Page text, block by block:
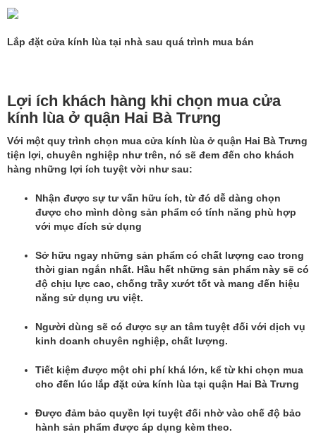
Lắp đặt cửa kính lùa tại nhà sau quá trình mua bán
Lợi ích khách hàng khi chọn mua cửa
kính lùa ở quận Hai Bà Trưng
Với một quy trình chọn mua cửa kính lùa ở quận Hai Bà Trưng
tiện lợi, chuyên nghiệp như trên, nó sẽ đem đến cho khách
hàng những lợi ích tuyệt vời như sau:
Nhận được sự tư vấn hữu ích, từ đó dễ dàng chọn
được cho mình dòng sản phẩm có tính năng phù hợp
với mục đích sử dụng
Sở hữu ngay những sản phẩm có chất lượng cao trong
thời gian ngắn nhất. Hầu hết những sản phẩm này sẽ có
độ chịu lực cao, chống trầy xướt tốt và mang đến hiệu
năng sử dụng ưu việt.
Người dùng sẽ có được sự an tâm tuyệt đối với dịch vụ
kinh doanh chuyên nghiệp, chất lượng.
Tiết kiệm được một chi phí khá lớn, kể từ khi chọn mua
cho đến lúc lắp đặt cửa kính lùa tại quận Hai Bà Trưng
Được đảm bảo quyền lợi tuyệt đối nhờ vào chế độ bảo
hành sản phẩm được áp dụng kèm theo.